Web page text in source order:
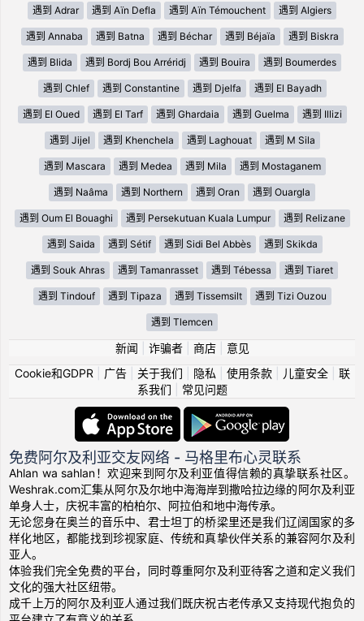
遇到 Adrar 遇到 Aïn Defla 遇到 Aïn Témouchent 遇到 Algiers
遇到 Annaba 遇到 Batna 遇到 Béchar 遇到 Béjaïa 遇到 Biskra
遇到 Blida 遇到 Bordj Bou Arréridj 遇到 Bouira 遇到 Boumerdes
遇到 Chlef 遇到 Constantine 遇到 Djelfa 遇到 El Bayadh
遇到 El Oued 遇到 El Tarf 遇到 Ghardaia 遇到 Guelma 遇到 Illizi
遇到 Jijel 遇到 Khenchela 遇到 Laghouat 遇到 M Sila
遇到 Mascara 遇到 Medea 遇到 Mila 遇到 Mostaganem
遇到 Naâma 遇到 Northern 遇到 Oran 遇到 Ouargla
遇到 Oum El Bouaghi 遇到 Persekutuan Kuala Lumpur 遇到 Relizane
遇到 Saida 遇到 Sétif 遇到 Sidi Bel Abbès 遇到 Skikda
遇到 Souk Ahras 遇到 Tamanrasset 遇到 Tébessa 遇到 Tiaret
遇到 Tindouf 遇到 Tipaza 遇到 Tissemsilt 遇到 Tizi Ouzou
遇到 Tlemcen
新闻 诈骗者| 商店| 意见
Cookie和GDPR
广告| 关于我们 隐私 使用条款| 儿童安全| 联
系我们
常见问题
免费阿尔及利亚交友网络 - 马格里布心灵联系
Ahlan wa sahlan！欢迎来到阿尔及利亚值得信赖的真挚联系社区。
Weshrak.com汇集从阿尔及尔地中海海岸到撒哈拉边缘的阿尔及利亚
单身人士，庆祝丰富的柏柏尔、阿拉伯和地中海传承。
无论您身在奥兰的音乐中、君士坦丁的桥梁里还是我们辽阔国家的多
样化地区，都能找到珍视家庭、传统和真挚伙伴关系的兼容阿尔及利
亚人。
体验我们完全免费的平台，同时尊重阿尔及利亚待客之道和定义我们
文化的强大社区纽带。
成千上万的阿尔及利亚人通过我们既庆祝古老传承又支持现代抱负的